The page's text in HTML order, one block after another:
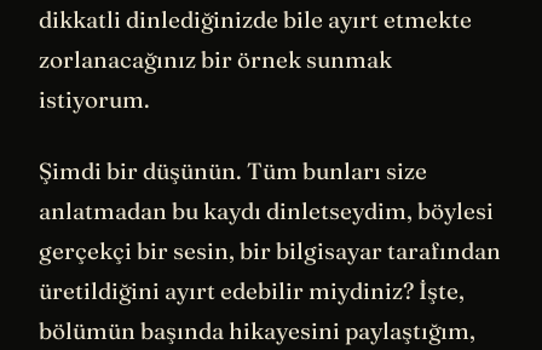
dikkatli dinlediğinizde bile ayırt etmekte
zorlanacağınız bir örnek sunmak
istiyorum.
Şimdi bir düşünün. Tüm bunları size
anlatmadan bu kaydı dinletseydim, böylesi
gerçekçi bir sesin, bir bilgisayar tarafından
üretildiğini ayırt edebilir miydiniz? İşte,
bölümün başında hikayesini paylaştığım,